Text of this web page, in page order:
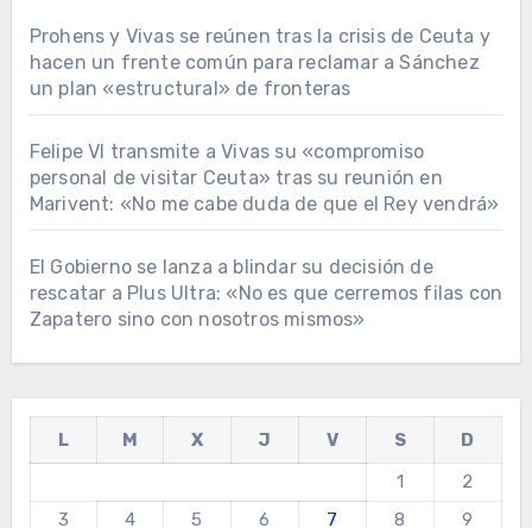
Prohens y Vivas se reúnen tras la crisis de Ceuta y
hacen un frente común para reclamar a Sánchez
un plan «estructural» de fronteras
Felipe VI transmite a Vivas su «compromiso
personal de visitar Ceuta» tras su reunión en
Marivent: «No me cabe duda de que el Rey vendrá»
El Gobierno se lanza a blindar su decisión de
rescatar a Plus Ultra: «No es que cerremos filas con
Zapatero sino con nosotros mismos»
L M X J V S
D
1
2
3
4 5 6 7 8
9